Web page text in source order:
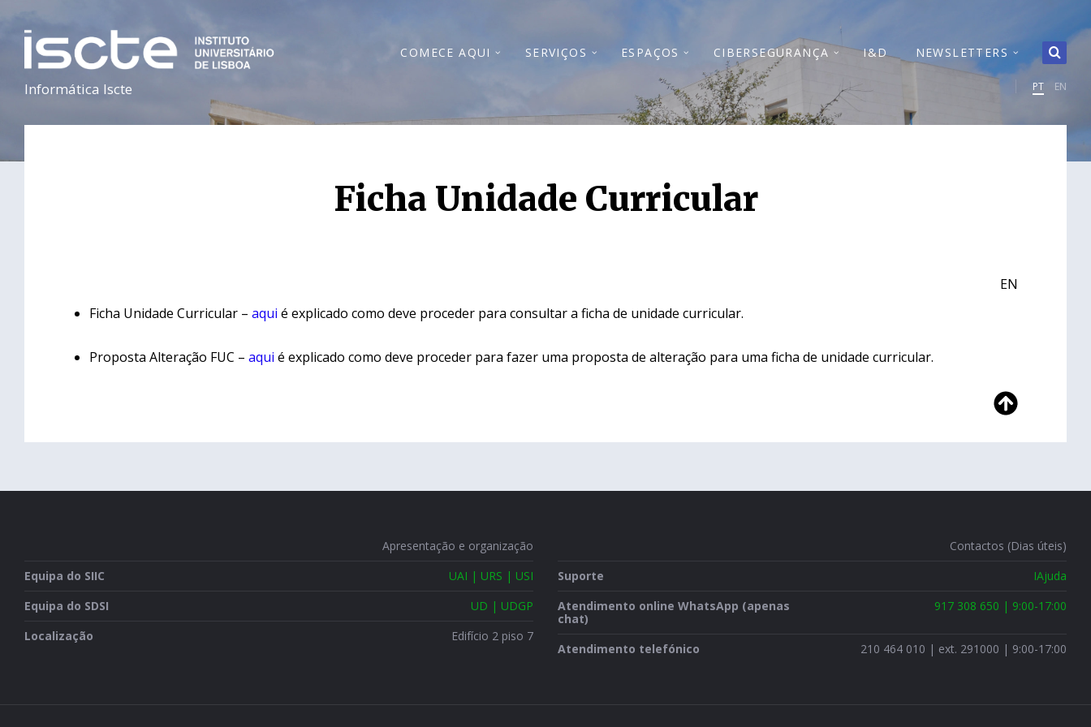
Informática Iscte
COMECE AQUI SERVIÇOS ESPAÇOS CIBERSEGURANÇA I&D NEWSLETTERS
PT EN
Ficha Unidade Curricular
EN
Ficha Unidade Curricular – aqui é explicado como deve proceder para consultar a ficha de unidade curricular.
Proposta Alteração FUC – aqui é explicado como deve proceder para fazer uma proposta de alteração para uma ficha de unidade curricular.
Apresentação e organização
Equipa do SIIC
UAI | URS | USI
Equipa do SDSI
UD | UDGP
Localização
Edifício 2 piso 7
Contactos (Dias úteis)
Suporte
IAjuda
Atendimento online WhatsApp (apenas
chat)
917 308 650 | 9:00-17:00
Atendimento telefónico 210 464 010 | ext. 291000 | 9:00-17:00